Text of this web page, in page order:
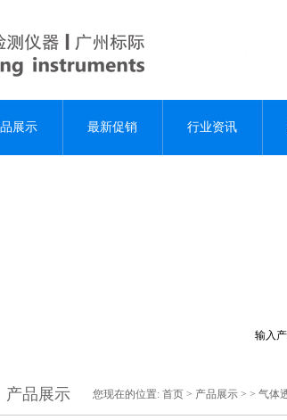
展示 最新促销 行业资讯
产品展示 您现在的位置: 首页 > 产品展示 > > 气体